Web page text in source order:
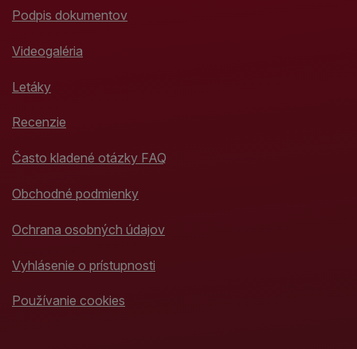
Podpis dokumentov
Videogaléria
Letáky
Recenzie
Často kladené otázky FAQ
Obchodné podmienky
Ochrana osobných údajov
Vyhlásenie o prístupnosti
Používanie cookies